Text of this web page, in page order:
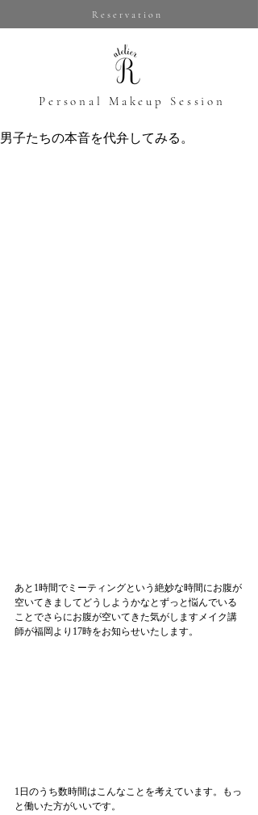
Reservation
​Personal Makeup Session
男子たちの本音を代弁してみる。
あと1時間でミーティングという絶妙な時間にお腹が
空いてきましてどうしようかなとずっと悩んでいる
ことでさらにお腹が空いてきた気がしますメイク講
師が福岡より17時をお知らせいたします。
1日のうち数時間はこんなことを考えています。もっ
と働いた方がいいです。